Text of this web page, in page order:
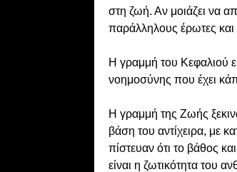
στη ζωή. Αν μοιάζει να
παράλληλους έρωτες και
Η γραμμή του Κεφαλιού
νοημοσύνης που έχει
Η γραμμή της Ζωής
βάση του αντίχειρα, με
πίστευαν ότι το βάθος
είναι η ζωτικότητα του